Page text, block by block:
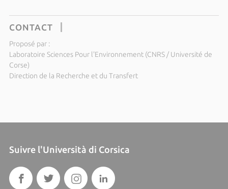
CONTACT
Proposé par :
Laboratoire Sciences Pour l'Environnement (CNRS / Université de
Corse)
Direction de la Recherche et du Transfert
Suivre l'Università di Corsica